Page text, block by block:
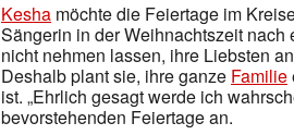
Kesha möchte die Feiertage im
Sängerin in der Weihnachtszeit
nicht nehmen lassen, ihre Liebsten
Deshalb plant sie, ihre ganze Familie
ist. „Ehrlich gesagt werde ich
bevorstehenden Feiertage an.